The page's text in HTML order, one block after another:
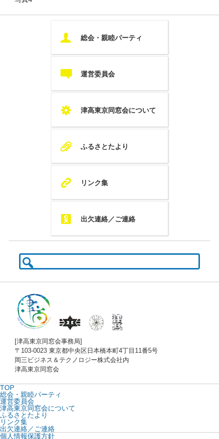
U 総会・親睦パーティ
c 運営委員会
S 津高東京同窓会について
A ふるさとたより
K リンク集
Q 出欠連絡／ご連絡
検
索:
[津高東京同窓会事務局]
〒103-0023 東京都中央区日本橋本町4丁目11番5号
岡三ビジネス＆テクノロジー株式会社内
津高東京同窓会
TOP
総会・親睦パーティ
運営委員会
津高東京同窓会について
ふるさとたより
リンク集
出欠連絡／ご連絡
個人情報保護方針